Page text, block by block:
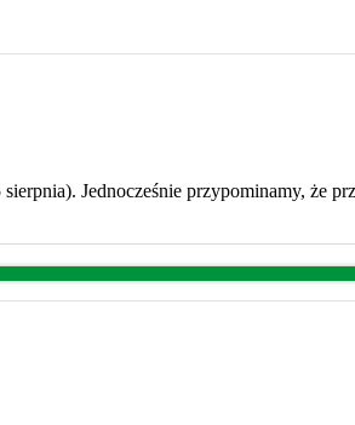
Jednocześnie przypominamy, że